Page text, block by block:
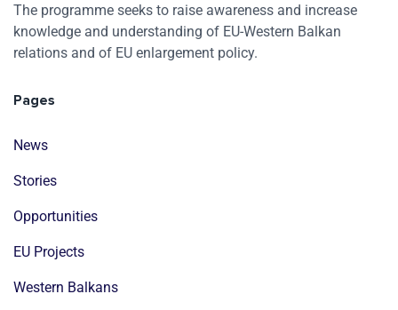
The programme seeks to raise awareness and increase
knowledge and understanding of EU-Western Balkan
relations and of EU enlargement policy.
Pages
News
Stories
Opportunities
EU Projects
Western Balkans